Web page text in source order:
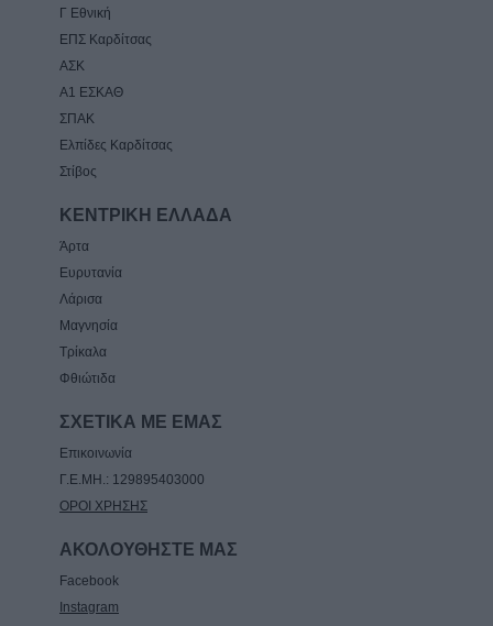
Γ Εθνική
ΕΠΣ Καρδίτσας
ΑΣΚ
Α1 ΕΣΚΑΘ
ΣΠΑΚ
Ελπίδες Καρδίτσας
Στίβος
ΚΕΝΤΡΙΚΗ ΕΛΛΑΔΑ
Άρτα
Ευρυτανία
Λάρισα
Μαγνησία
Τρίκαλα
Φθιώτιδα
ΣΧΕΤΙΚΑ ΜΕ ΕΜΑΣ
Επικοινωνία
Γ.Ε.ΜΗ.: 129895403000
ΟΡΟΙ ΧΡΗΣΗΣ
ΑΚΟΛΟΥΘΗΣΤΕ ΜΑΣ
Facebook
Instagram